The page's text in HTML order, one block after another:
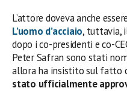
L’attore doveva anche
L’uomo d’acciaio, tuttavia,
dopo i co-presidenti e co-
Peter Safran sono stati
allora ha insistito sul fatto
stato ufficialmente